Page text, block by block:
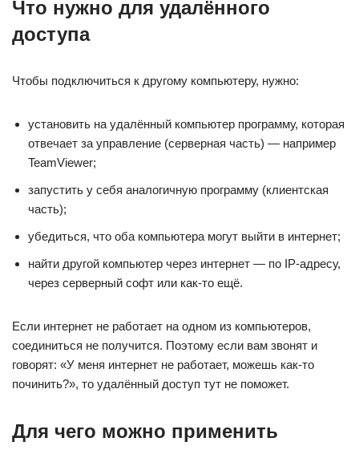
Что нужно для удалённого
доступа
Чтобы подключиться к другому компьютеру, нужно:
установить на удалённый компьютер программу, которая
отвечает за управление (серверная часть) — например
TeamViewer;
запустить у себя аналогичную программу (клиентская
часть);
убедиться, что оба компьютера могут выйти в интернет;
найти другой компьютер через интернет — по IP-адресу,
через серверный софт или как-то ещё.
Если интернет не работает на одном из компьютеров,
соединиться не получится. Поэтому если вам звонят и
говорят: «У меня интернет не работает, можешь как-то
починить?», то удалённый доступ тут не поможет.
Для чего можно применить